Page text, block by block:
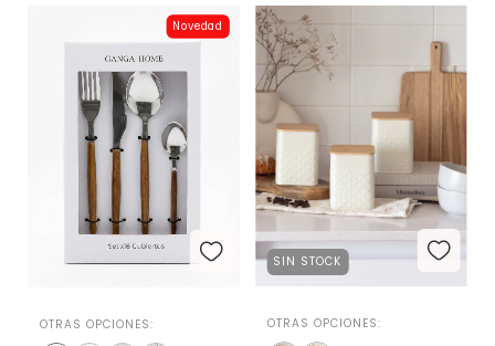
Novedad
OTRAS OPCIONES:
SIN STOCK
OTRAS OPCIONES: